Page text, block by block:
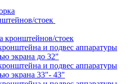
стоек
кронштейнов/стоек
и подвес аппаратуры
экрана до 32"
и подвес аппаратуры
экрана 33"- 43"